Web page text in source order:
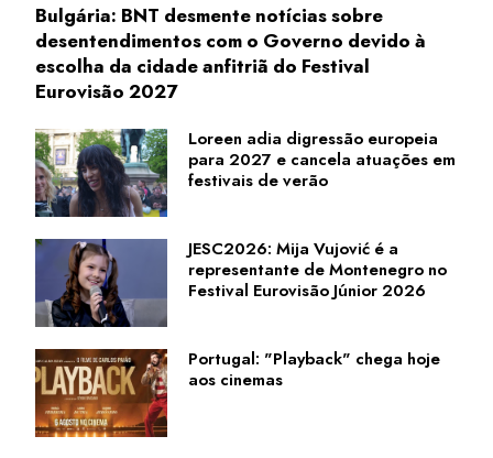
Bulgária: BNT desmente notícias sobre
desentendimentos com o Governo devido à
escolha da cidade anfitriã do Festival
Eurovisão 2027
Loreen adia digressão europeia
para 2027 e cancela atuações em
festivais de verão
JESC2026: Mija Vujović é a
representante de Montenegro no
Festival Eurovisão Júnior 2026
Portugal: "Playback" chega hoje
aos cinemas